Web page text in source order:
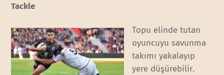
Tackle
Topu elinde tutan
oyuncuyu savunma
takımı yakalayıp
yere düşürebilir.